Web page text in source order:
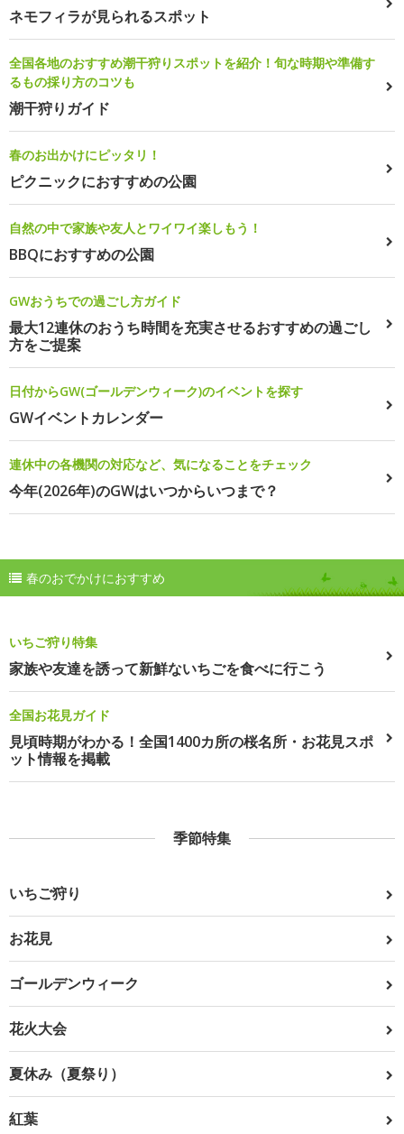
ネモフィラが見られるスポット
全国各地のおすすめ潮干狩りスポットを紹介！旬な時期や準備す
るもの採り方のコツも
潮干狩りガイド
春のお出かけにピッタリ！
ピクニックにおすすめの公園
自然の中で家族や友人とワイワイ楽しもう！
BBQにおすすめの公園
GWおうちでの過ごし方ガイド
最大12連休のおうち時間を充実させるおすすめの過ごし
方をご提案
日付からGW(ゴールデンウィーク)のイベントを探す
GWイベントカレンダー
連休中の各機関の対応など、気になることをチェック
今年(2026年)のGWはいつからいつまで？
春のおでかけにおすすめ
いちご狩り特集
家族や友達を誘って新鮮ないちごを食べに行こう
全国お花見ガイド
見頃時期がわかる！全国1400カ所の桜名所・お花見スポ
ット情報を掲載
季節特集
いちご狩り
お花見
ゴールデンウィーク
花火大会
夏休み（夏祭り）
紅葉